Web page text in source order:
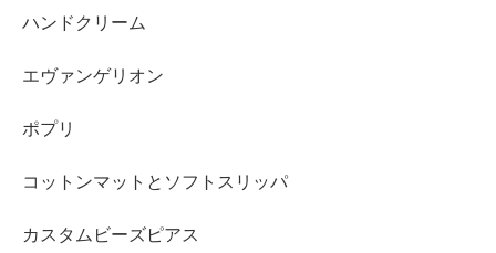
ハンドクリーム
エヴァンゲリオン
ポプリ
コットンマットとソフトスリッパ
カスタムビーズピアス